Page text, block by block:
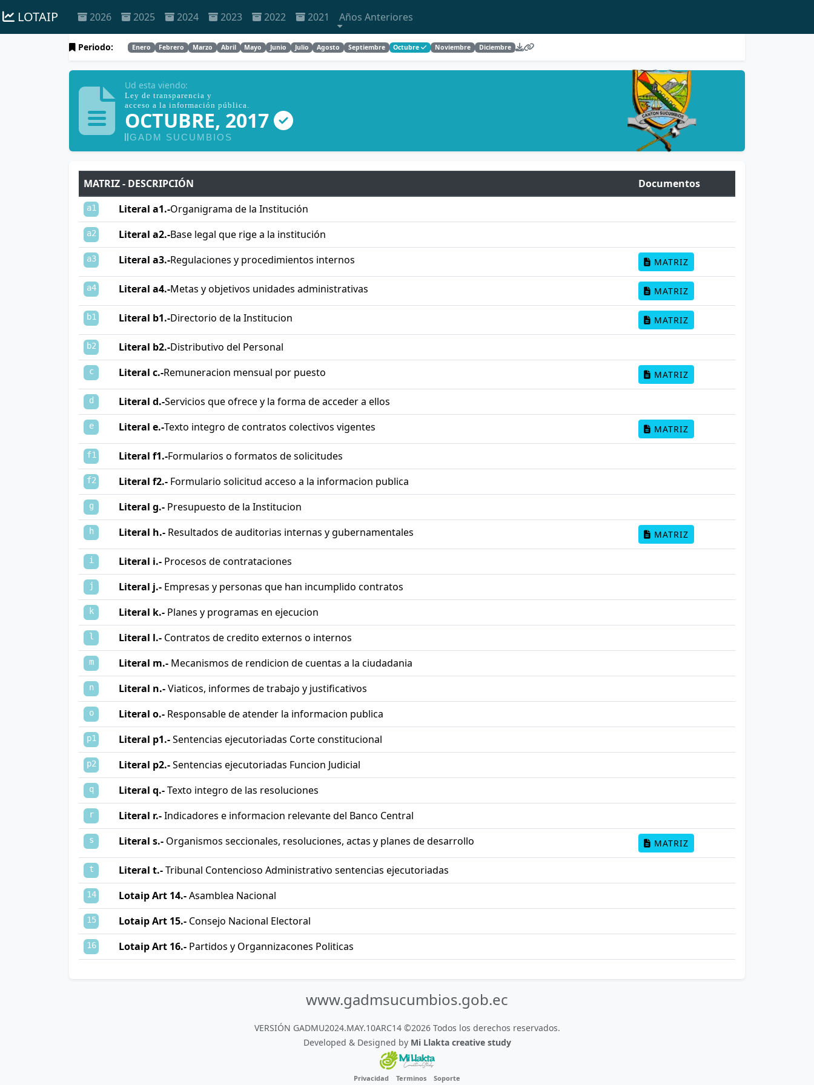
LOTAIP 2026 2025 2024 2023 2022 2021 Años Anteriores
Periodo: Enero Febrero Marzo Abril Mayo Junio Julio Agosto Septiembre Octubre Noviembre Diciembre
Ud esta viendo:
Ley de transparencia y
acceso a la información pública.
OCTUBRE, 2017
GADM SUCUMBIOS
MATRIZ - DESCRIPCIÓN Documentos
a1 Literal a1.-Organigrama de la Institución
a2 Literal a2.-Base legal que rige a la institución
a3 Literal a3.-Regulaciones y procedimientos internos MATRIZ
a4 Literal a4.-Metas y objetivos unidades administrativas MATRIZ
b1 Literal b1.-Directorio de la Institucion MATRIZ
b2 Literal b2.-Distributivo del Personal
c Literal c.-Remuneracion mensual por puesto MATRIZ
d Literal d.-Servicios que ofrece y la forma de acceder a ellos
e Literal e.-Texto integro de contratos colectivos vigentes MATRIZ
f1 Literal f1.-Formularios o formatos de solicitudes
f2 Literal f2.- Formulario solicitud acceso a la informacion publica
g Literal g.- Presupuesto de la Institucion
h Literal h.- Resultados de auditorias internas y gubernamentales MATRIZ
i Literal i.- Procesos de contrataciones
j Literal j.- Empresas y personas que han incumplido contratos
k Literal k.- Planes y programas en ejecucion
l Literal l.- Contratos de credito externos o internos
m Literal m.- Mecanismos de rendicion de cuentas a la ciudadania
n Literal n.-Viaticos, informes de trabajo y justificativos
o Literal o.- Responsable de atender la informacion publica
p1 Literal p1.-Sentencias ejecutoriadas Corte constitucional
p2 Literal p2.-Sentencias ejecutoriadas Funcion Judicial
q Literal q.-Texto integro de las resoluciones
r Literal r.-Indicadores e informacion relevante del Banco Central
s Literal s.- Organismos seccionales, resoluciones, actas y planes de desarrollo MATRIZ
t Literal t.-Tribunal Contencioso Administrativo sentencias ejecutoriadas
14 Lotaip Art 14.-Asamblea Nacional
15 Lotaip Art 15.- Consejo Nacional Electoral
16 Lotaip Art 16.- Partidos y Organnizacones Politicas
www.gadmsucumbios.gob.ec
VERSIÓN GADMU2024.MAY.10ARC14 ©2026 Todos los derechos reservados.
Developed & Designed by Mi Llakta creative study
Privacidad Terminos Soporte